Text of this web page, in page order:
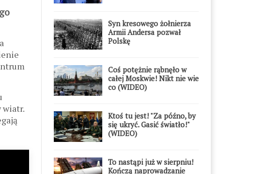
wiatr.
Syn kresowego żołnierza
Armii Andersa pozwał
Polskę
Coś potężnie rąbnęło w
całej Moskwie! Nikt nie wie
co (WIDEO)
Ktoś tu jest! "Za późno, by
się ukryć. Gasić światło!"
(WIDEO)
To nastąpi już w sierpniu!
Kończą naprowadzanie